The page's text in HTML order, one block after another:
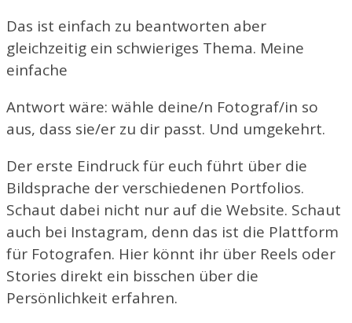
Das ist einfach zu beantworten aber
gleichzeitig ein schwieriges Thema. Meine
einfache
Antwort wäre: wähle deine/n Fotograf/in so
aus, dass sie/er zu dir passt. Und umgekehrt.
Der erste Eindruck für euch führt über die
Bildsprache der verschiedenen Portfolios.
Schaut dabei nicht nur auf die Website. Schaut
auch bei Instagram, denn das ist die Plattform
für Fotografen. Hier könnt ihr über Reels oder
Stories direkt ein bisschen über die
Persönlichkeit erfahren.